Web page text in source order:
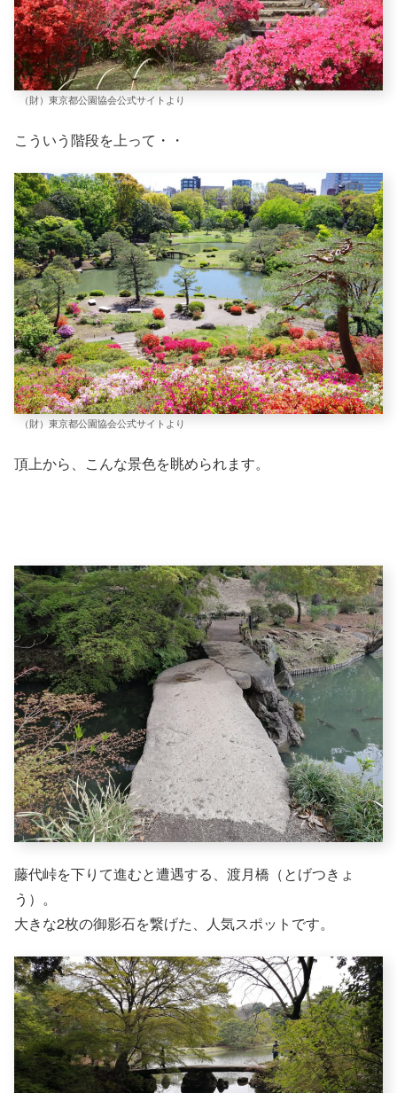
（財）東京都公園協会公式サイトより
こういう階段を上って・・
（財）東京都公園協会公式サイトより
頂上から、こんな景色を眺められます。
藤代峠を下りて進むと遭遇する、渡月橋（とげつきょ
う）。
大きな2枚の御影石を繋げた、人気スポットです。